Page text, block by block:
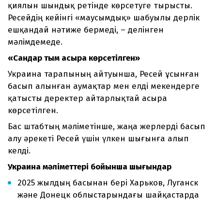
қиялын шындық ретінде көрсетуге тырысты.
Ресейдің кейінгі «маусымдық» шабуылы дерлік
ешқандай нәтиже бермеді, – делінген
мәлімдемеде.
«Сандар тым асыра көрсетілген»
Украина тарапының айтуынша, Ресей ұсынған
басып алынған аумақтар мен елді мекендерге
қатысты деректер айтарлықтай асыра
көрсетілген.
Бас штабтың мәліметінше, жаңа жерлерді басып
алу әрекеті Ресей үшін үлкен шығынға алып
келді.
Украина мәліметтері бойынша шығындар
2025 жылдың басынан бері Харьков, Луганск
және Донецк облыстарындағы шайқастарда